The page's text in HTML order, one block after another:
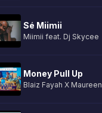
Sé Miimii
Miimii feat. Dj Skycee
Money Pull Up
Blaiz Fayah X Maureen